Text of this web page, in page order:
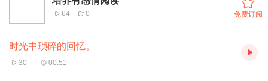
64 0 免费订阅
时光中琐碎的回忆。
30 00:51